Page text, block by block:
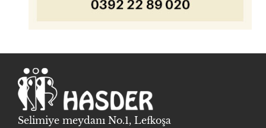
Selimiye meydanı No.1, Lefkoşa